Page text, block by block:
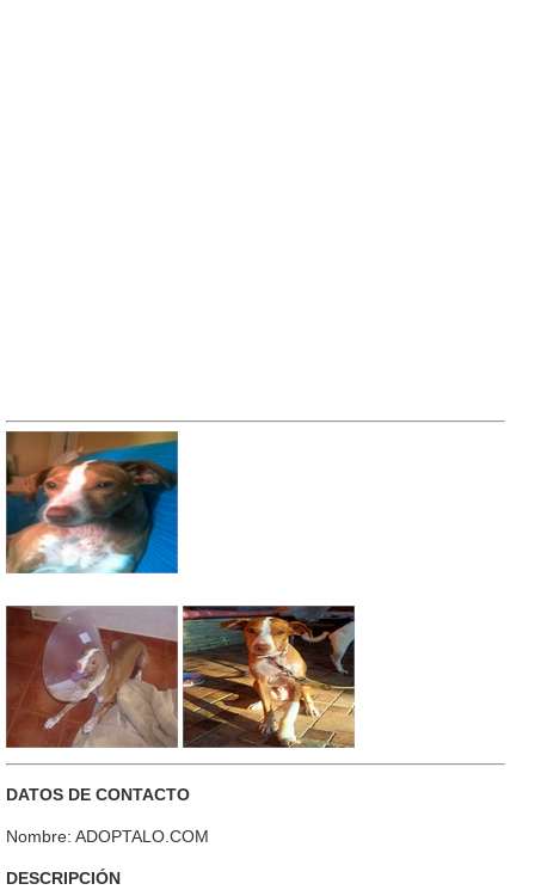
DATOS DE CONTACTO
Nombre: ADOPTALO.COM
DESCRIPCIÓN